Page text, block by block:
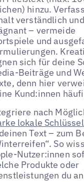
hinzu.
verständlich und
– vermeide
und
sich für deine
Beiträge und
denn hier
Kund:innen
nach
lokale
Text – zum
So
Nutzer:innen
Produkte oder
du